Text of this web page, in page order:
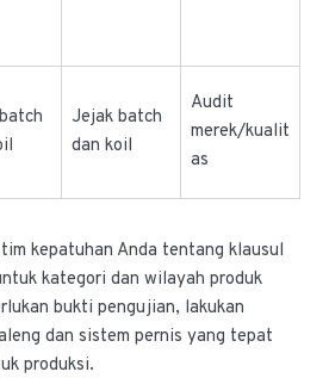
Jejak batch
dan koil
Audit
merek/kualit
as
kepatuhan Anda tentang klausul
kategori dan wilayah produk
bukti pengujian, lakukan
dan sistem pernis yang tepat
produksi.